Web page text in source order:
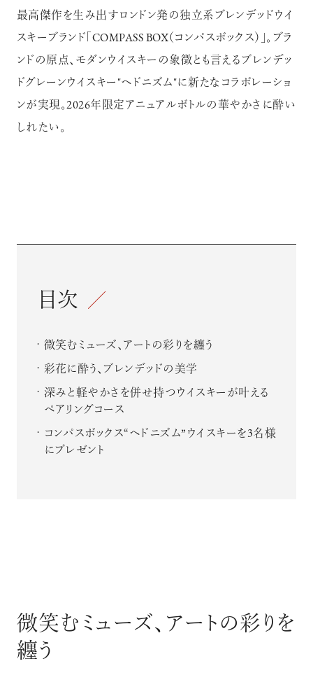
最高傑作を生み出すロンドン発の独立系ブレンデッドウイ
スキーブランド「COMPASS BOX（コンパスボックス）」。ブラ
ンドの原点、モダンウイスキーの象徴とも言えるブレンデッ
ドグレーンウイスキー"ヘドニズム"に新たなコラボレーショ
ンが実現。2026年限定アニュアルボトルの華やかさに酔い
しれたい。
目次
微笑むミューズ、アートの彩りを纏う
彩花に酔う、ブレンデッドの美学
深みと軽やかさを併せ持つウイスキーが叶える
ペアリングコース
コンパスボックス“ヘドニズム”ウイスキーを3名様
にプレゼント
微笑むミューズ、アートの彩りを
纏う